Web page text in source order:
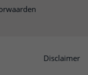
Disclaimer